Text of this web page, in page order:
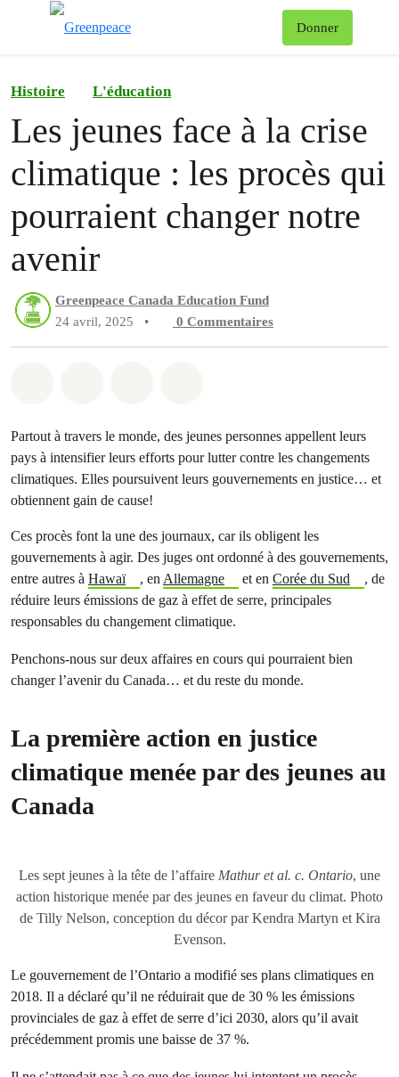
Donner
Histoire L'éducation
Les jeunes face à la crise
climatique : les procès qui
pourraient changer notre
avenir
Greenpeace Canada Education Fund
24 avril, 2025
• 0 Commentaires
Partout à travers le monde, des jeunes personnes appellent leurs
pays à intensifier leurs efforts pour lutter contre les changements
climatiques. Elles poursuivent leurs gouvernements en justice… et
obtiennent gain de cause!
Ces procès font la une des journaux, car ils obligent les
gouvernements à agir. Des juges ont ordonné à des gouvernements,
entre autres à Hawaï , enAllemagne et en Corée du Sud
, de
réduire leurs émissions de gaz à effet de serre, principales
responsables du changement climatique.
Penchons-nous sur deux affaires en cours qui pourraient bien
changer l’avenir du Canada… et du reste du monde.
La première action en justice
climatique menée par des jeunes au
Canada
Les sept jeunes à la tête de l’affaire Mathur et al. c. Ontario, une
action historique menée par des jeunes en faveur du climat. Photo
de Tilly Nelson, conception du décor par Kendra Martyn et Kira
Evenson.
Le gouvernement de l’Ontario a modifié ses plans climatiques en
2018. Il a déclaré qu’il ne réduirait que de 30 % les émissions
provinciales de gaz à effet de serre d’ici 2030, alors qu’il avait
précédemment promis une baisse de 37 %.